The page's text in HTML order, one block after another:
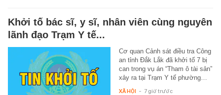
Khởi tố bác sĩ, y sĩ, nhân viên cùng nguyên
lãnh đạo Trạm Y tế...
Cơ quan Cảnh sát điều tra Công
an tỉnh Đắk Lắk đã khởi tố 7 bị
can trong vụ án “Tham ô tài sản”
xảy ra tại Trạm Y tế phường…
XÃ HỘI - 7 giờ trước